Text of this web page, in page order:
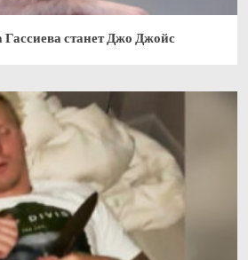
станет Джо Джойс